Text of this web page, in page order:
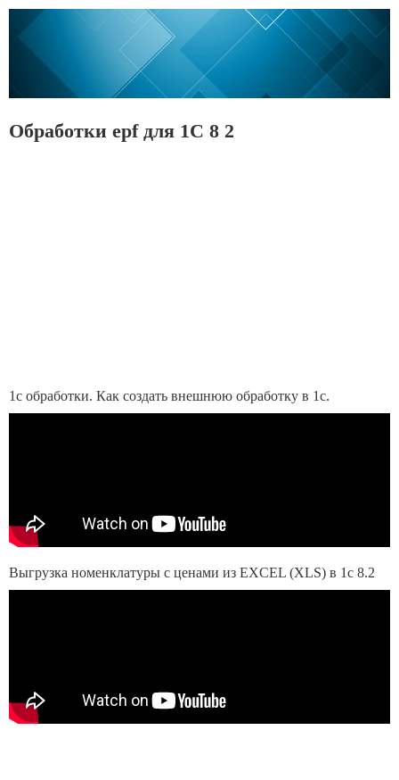
Обработки epf для 1С 8 2
1c обработки. Как создать внешнюю обработку в 1с.
Выгрузка номенклатуры с ценами из EXCEL (XLS) в 1с 8.2